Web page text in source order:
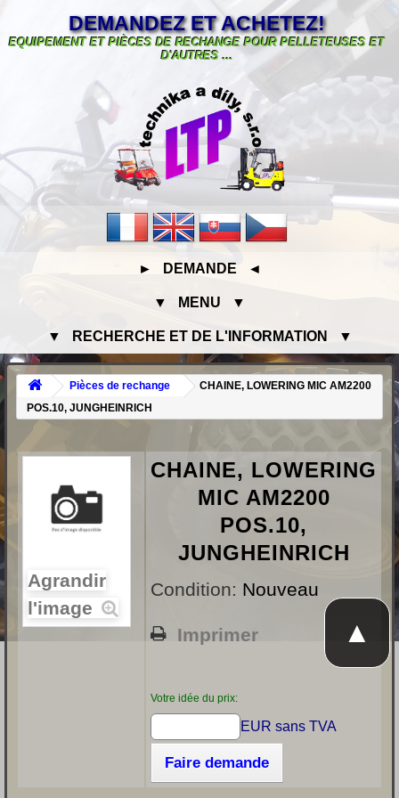
DEMANDEZ ET ACHETEZ!
EQUIPEMENT ET PIÈCES DE RECHANGE POUR PELLETEUSES ET
D'AUTRES ...
► DEMANDE ◄
▼ MENU ▼
▼ RECHERCHE ET DE L'INFORMATION ▼
Pièces de rechange
CHAINE, LOWERING MIC AM2200
POS.10, JUNGHEINRICH
Agrandir
l'image
CHAINE, LOWERING
MIC AM2200
POS.10,
JUNGHEINRICH
Condition: Nouveau
Imprimer
Votre idée du prix:
EUR sans TVA
Faire demande
▲